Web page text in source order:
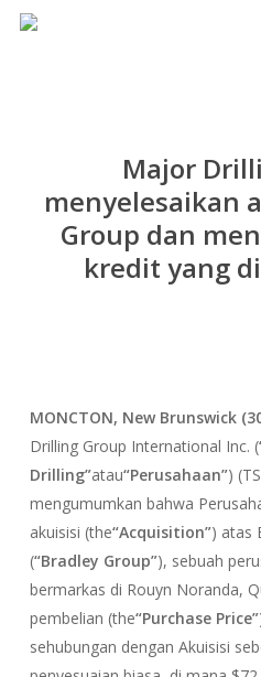
Lewati
Major
menyelesaikan
Group dan
kredit yang
MONCTON, New Brunswick
Drilling Group International Inc. (
Drilling”atau“Perusahaan”)
mengumumkan bahwa
akuisisi (the“Acquisition”) atas
(“Bradley Group”), sebuah
bermarkas di Rouyn Noranda,
pembelian (the“Purchase Price”
sehubungan dengan Akuisisi